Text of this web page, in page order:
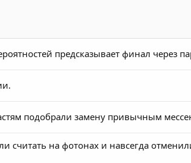
предсказывает финал через
подобрали замену привычным
считать на фотонах и навсегда